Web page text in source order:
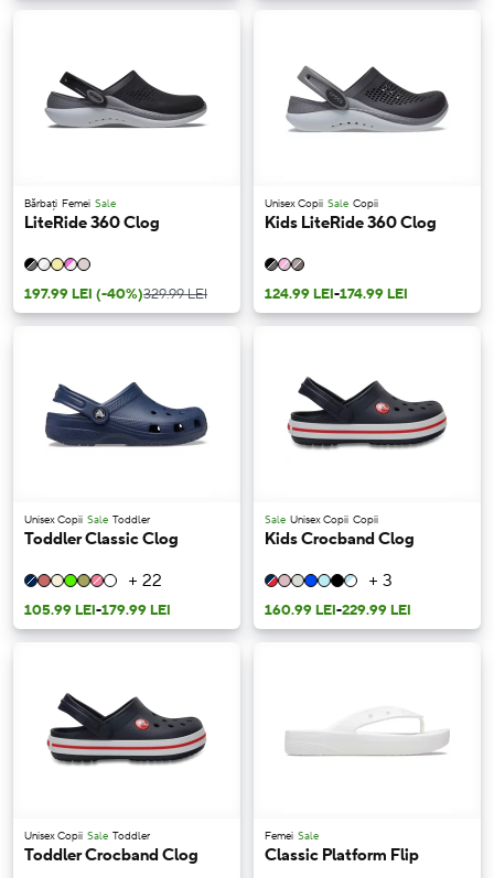
Bărbați Femei Sale
LiteRide 360 Clog
197.99 LEI (-40%)329.99 LEI
Unisex Copii Sale Copii
Kids LiteRide 360 Clog
124.99 LEI-174.99 LEI
Unisex Copii Sale Toddler
Toddler Classic Clog
+ 22
105.99 LEI-179.99 LEI
Sale Unisex Copii Copii
Kids Crocband Clog
+ 3
160.99 LEI-229.99 LEI
Unisex Copii Sale Toddler
Toddler Crocband Clog
Femei Sale
Classic Platform Flip